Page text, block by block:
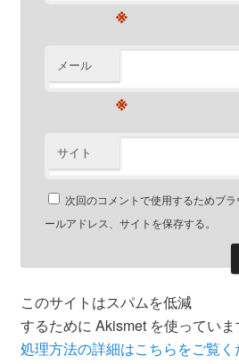
※
メール
※
サイト
次回のコメントで使用するためブ
ールアドレス、サイトを保存する。
このサイトはスパムを低減
するために Akismet を使っていま
処理方法の詳細はこちらをご覧く